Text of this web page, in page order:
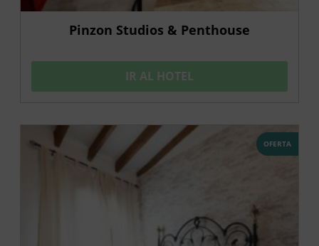
Pinzon Studios & Penthouse
IR AL HOTEL
OFERTA